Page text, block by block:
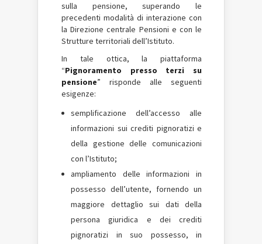
sulla pensione, superando le
precedenti modalità di interazione con
la Direzione centrale Pensioni e con le
Strutture territoriali dell’Istituto.
In tale ottica, la piattaforma
“Pignoramento presso terzi su
pensione” risponde alle seguenti
esigenze:
semplificazione dell’accesso alle
informazioni sui crediti pignoratizi e
della gestione delle comunicazioni
con l’Istituto;
ampliamento delle informazioni in
possesso dell’utente, fornendo un
maggiore dettaglio sui dati della
persona giuridica e dei crediti
pignoratizi in suo possesso, in